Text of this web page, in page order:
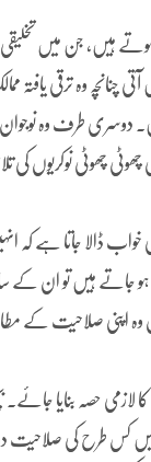
ہیں، جن میں
آتی چنانچہ وہ ترقی
دوسری طرف وہ
چھوٹی نوکریوں
ہیں تو ان کے
وہ اپنی صلاحیت کے
حصہ بنایا
کس طرح کی صلاحیت